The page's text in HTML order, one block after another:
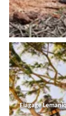
Elagage